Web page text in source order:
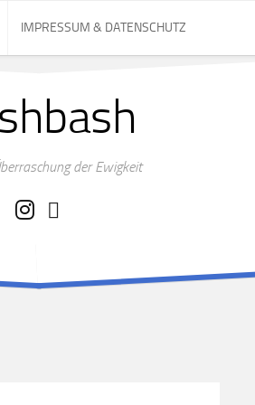
IMPRESSUM & DATENSCHUTZ
der Ewigkeit